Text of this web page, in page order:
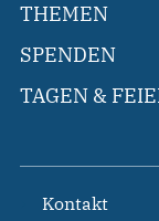
THEMEN
SPENDEN
TAGEN &
Kontakt